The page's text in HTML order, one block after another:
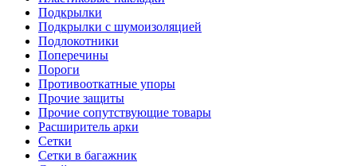
Подкрылки
Подкрылки с шумоизоляцией
Подлокотники
Поперечины
Пороги
Противооткатные упоры
Прочие защиты
Прочие сопутствующие товары
Расширитель арки
Сетки
Сетки в багажник